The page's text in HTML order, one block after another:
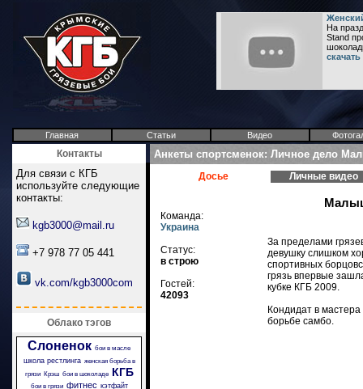
На
Stand
Главная Статьи Видео
Контакты
Для связи с КГБ
используйте следующие
контакты:
kgb3000@mail.ru
+7 978 77 05 441
vk.com/kgb3000com
Облако тэгов
Слоненок бои в масле
школа рестлинга женская борьба в
грязи
Крэш бои в шоколаде КГБ
бои в грязи фитнес кэтфайт
Анкеты спортсменок: Личное дело
Досье Личные видео
Команда:
Украина
Статус:
в строю
Гостей:
42093
За пределами
девушку слишком
спортивных
грязь впервые
кубке КГБ 2009.
Кондидат в
борьбе самбо.